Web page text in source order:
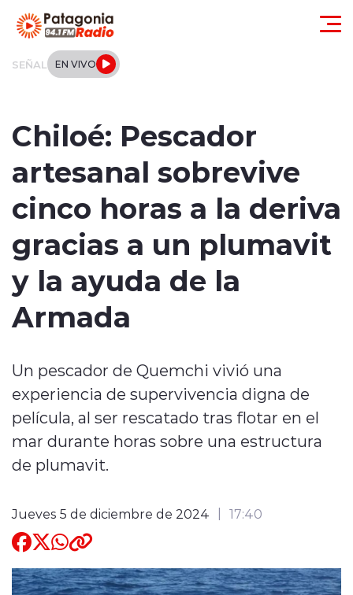
SEÑAL EN VIVO
Tendencias
Internacional
Deportes
Quienes Somos
Chiloé: Pescador
artesanal sobrevive
cinco horas a la deriva
gracias a un plumavit
y la ayuda de la
Armada
Un pescador de Quemchi vivió una
experiencia de supervivencia digna de
película, al ser rescatado tras flotar en el
mar durante horas sobre una estructura
de plumavit.
Jueves 5 de diciembre de 2024 17:40